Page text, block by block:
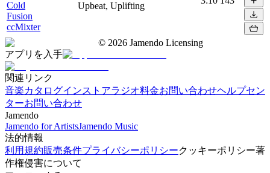
Cold
Fusion
ccMixter
Upbeat, Uplifting
© 2026 Jamendo Licensing
アプリを入手
関連リンク
音楽カタログインストアラジオ料金お問い合わせヘルプセン
ターお問い合わせ
Jamendo
Jamendo for ArtistsJamendo Music
法的情報
利用規約販売条件プライバシーポリシークッキーポリシー著
作権侵害について